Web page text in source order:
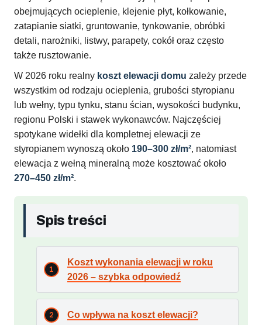
obejmujących ocieplenie, klejenie płyt, kołkowanie,
zatapianie siatki, gruntowanie, tynkowanie, obróbki
detali, narożniki, listwy, parapety, cokół oraz często
także rusztowanie.
W 2026 roku realny koszt elewacji domu zależy przede
wszystkim od rodzaju ocieplenia, grubości styropianu
lub wełny, typu tynku, stanu ścian, wysokości budynku,
regionu Polski i stawek wykonawców. Najczęściej
spotykane widełki dla kompletnej elewacji ze
styropianem wynoszą około 190–300 zł/m², natomiast
elewacja z wełną mineralną może kosztować około
270–450 zł/m².
Spis treści
Koszt wykonania elewacji w roku
2026 – szybka odpowiedź
Co wpływa na koszt elewacji?